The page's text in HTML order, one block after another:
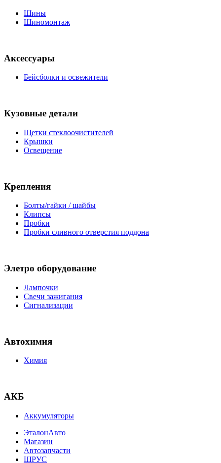
Шины
Шиномонтаж
Аксессуары
Бейсболки и освежители
Кузовные детали
Щетки стеклоочистителей
Крышки
Освещение
Крепления
Болты/гайки / шайбы
Клипсы
Пробки
Пробки сливного отверстия поддона
Элетро оборудование
Лампочки
Свечи зажигания
Сигнализации
Автохимия
Химия
АКБ
Аккумуляторы
ЭталонАвто
Магазин
Автозапчасти
ШРУС